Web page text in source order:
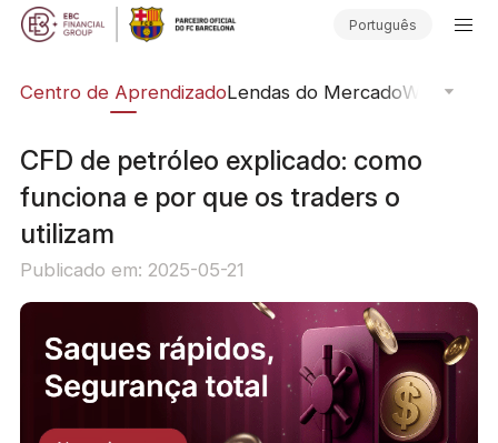
Português
Centro de AprendizadoLendas do MercadoWebinars
CFD de petróleo explicado: como
funciona e por que os traders o
utilizam
Publicado em: 2025-05-21